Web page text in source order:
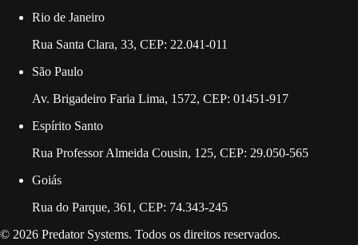
Rio de Janeiro
Rua Santa Clara, 33, CEP: 22.041-011
São Paulo
Av. Brigadeiro Faria Lima, 1572, CEP: 01451-917
Espírito Santo
Rua Professor Almeida Cousin, 125, CEP: 29.050-565
Goiás
Rua do Parque, 361, CEP: 74.343-245
© 2026 Predator Systems. Todos os direitos reservados.